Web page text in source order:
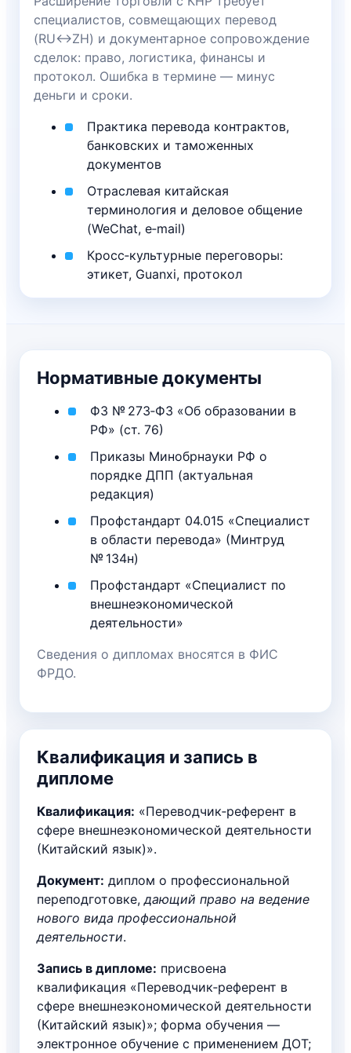
специалистов, совмещающих перевод
(RU↔ZH) и документарное сопровождение
сделок: право, логистика, финансы и
протокол. Ошибка в термине — минус
деньги и сроки.
Практика перевода контрактов,
банковских и таможенных
документов
Отраслевая китайская
терминология и деловое общение
(WeChat, e‑mail)
Кросс‑культурные переговоры:
этикет, Guanxi, протокол
Нормативные документы
ФЗ № 273‑ФЗ «Об образовании в
РФ» (ст. 76)
Приказы Минобрнауки РФ о
порядке ДПП (актуальная
редакция)
Профстандарт 04.015 «Специалист
в области перевода» (Минтруд
№ 134н)
Профстандарт «Специалист по
внешнеэкономической
деятельности»
Сведения о дипломах вносятся в ФИС
ФРДО.
Квалификация и запись в
дипломе
Квалификация: «Переводчик‑референт в
сфере внешнеэкономической деятельности
(Китайский язык)».
Документ: диплом о профессиональной
переподготовке, дающий право на ведение
нового вида профессиональной
деятельности.
Запись в дипломе: присвоена
квалификация «Переводчик‑референт в
сфере внешнеэкономической деятельности
(Китайский язык)»; форма обучения —
электронное обучение с применением ДОТ;